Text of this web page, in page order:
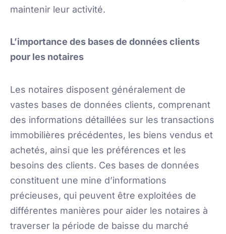
maintenir leur activité.
L’importance des bases de données clients
pour les notaires
Les notaires disposent généralement de
vastes bases de données clients, comprenant
des informations détaillées sur les transactions
immobilières précédentes, les biens vendus et
achetés, ainsi que les préférences et les
besoins des clients. Ces bases de données
constituent une mine d’informations
précieuses, qui peuvent être exploitées de
différentes manières pour aider les notaires à
traverser la période de baisse du marché